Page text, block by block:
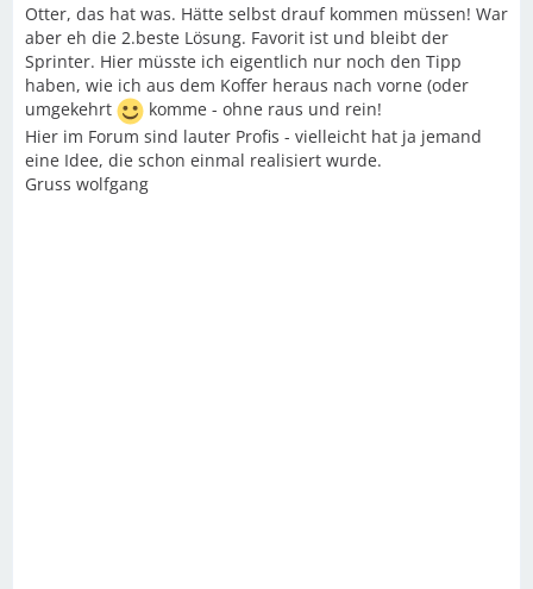
Otter, das hat was. Hätte selbst drauf kommen müssen! War
aber eh die 2.beste Lösung. Favorit ist und bleibt der
Sprinter. Hier müsste ich eigentlich nur noch den Tipp
haben, wie ich aus dem Koffer heraus nach vorne (oder
umgekehrt
komme - ohne raus und rein!
Hier im Forum sind lauter Profis - vielleicht hat ja jemand
eine Idee, die schon einmal realisiert wurde.
Gruss wolfgang